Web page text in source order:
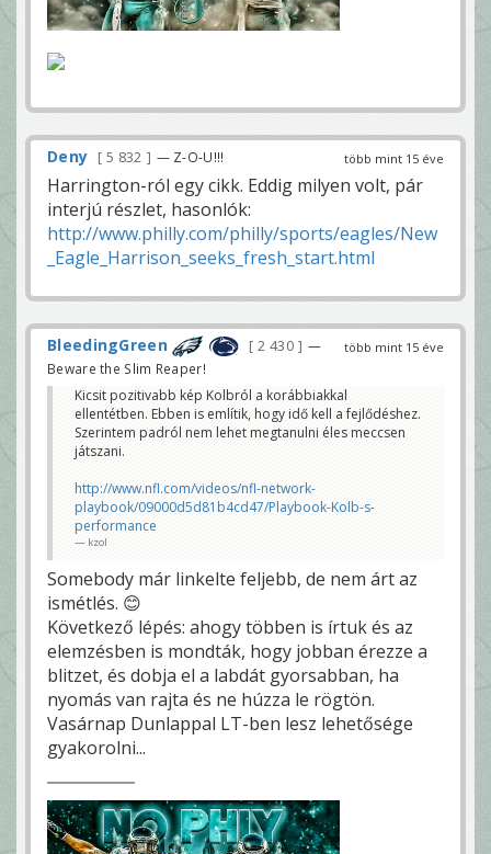
több mint 15 éve
Deny 5 832 — Z-O-U!!!
Harrington-ról egy cikk. Eddig milyen volt, pár
interjú részlet, hasonlók:
http://www.philly.com/philly/sports/eagles/New
_Eagle_Harrison_seeks_fresh_start.html
több mint 15 éve
BleedingGreen 2 430
—
Beware the Slim Reaper!
Kicsit pozitivabb kép Kolbról a korábbiakkal
ellentétben. Ebben is említik, hogy idő kell a fejlődéshez.
Szerintem padról nem lehet megtanulni éles meccsen
játszani.
http://www.nfl.com/videos/nfl-network-
playbook/09000d5d81b4cd47/Playbook-Kolb-s-
performance
kzol
Somebody már linkelte feljebb, de nem árt az
ismétlés. 😊
Következő lépés: ahogy többen is írtuk és az
elemzésben is mondták, hogy jobban érezze a
blitzet, és dobja el a labdát gyorsabban, ha
nyomás van rajta és ne húzza le rögtön.
Vasárnap Dunlappal LT-ben lesz lehetősége
gyakorolni...